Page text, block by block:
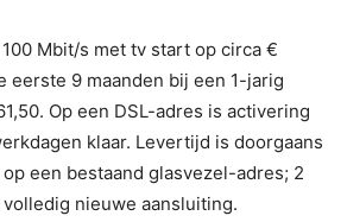
Mbit/s met tv start op circa €
eerste 9 maanden bij een 1-jarig
Op een DSL-adres is activering
klaar. Levertijd is doorgaans
een bestaand glasvezel-adres; 2
nieuwe aansluiting.